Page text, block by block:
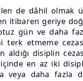
de dâhil olmak
itibaren geriye
gün ve daha
terk etmeme
aldığı disiplin
en az iki
veya daha fazla